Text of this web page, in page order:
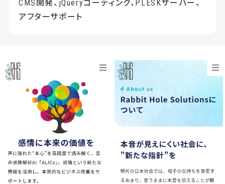
CMS開発、jQueryコーディング、PLESKサーバー、
アフターサポート